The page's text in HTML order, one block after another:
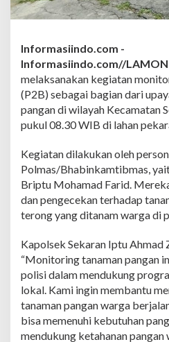
o
r
g
T
a
a
m
a
P
n
g
a
n
D
u
k
u
n
g
K
e
t
Informasiindo.com -
Informasiindo.com//
melaksanakan kegiatan
(P2B) sebagai bagian dari
pangan di wilayah Kecamatan
pukul 08.30 WIB di lahan
Kegiatan dilakukan oleh
Polmas/Bhabinkamtibmas,
Briptu Mohamad Farid.
dan pengecekan terhadap
terong yang ditanam warga di
Kapolsek Sekaran Iptu Ahmad
“Monitoring tanaman pangan
polisi dalam mendukung
lokal. Kami ingin membantu
tanaman pangan warga
bisa memenuhi kebutuhan
mendukung ketahanan pangan